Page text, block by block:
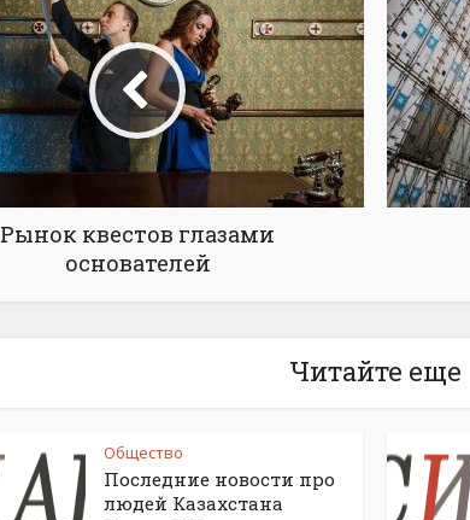
Рынок квестов глазами
основателей
Читайте еще
Общество
Последние новости про
людей Казахстана